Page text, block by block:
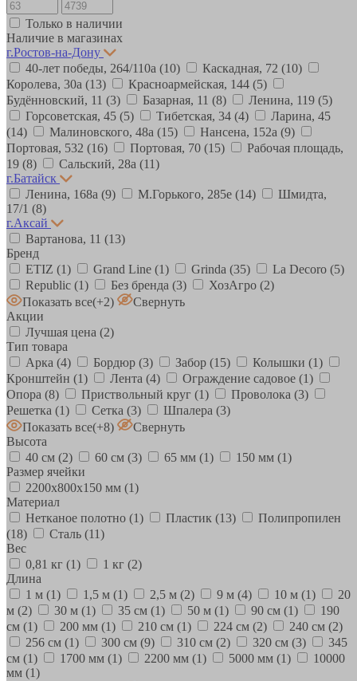
Только в наличии
Наличие в магазинах
г.Ростов-на-Дону
40-лет победы, 264/110а (10) Каскадная, 72 (10)
Королева, 30а (13) Красноармейская, 144 (5)
Будённовский, 11 (3) Базарная, 11 (8) Ленина, 119 (5)
Горсоветская, 45 (5) Тибетская, 34 (4)
Ларина, 45
(14)
Малиновского, 48а (15) Нансена, 152а (9)
Портовая, 532 (16) Портовая, 70 (15)
Рабочая площадь,
19 (8) Сальский, 28a (11)
г.Батайск
Ленина, 168а (9) М.Горького, 285е (14)
Шмидта,
17/1 (8)
г.Аксай
Вартанова, 11 (13)
Бренд
ETIZ (1) Grand Line (1) Grinda (35) La Decoro (5)
Republic (1) Без бренда (3) ХозАгро (2)
Показать все(+2)
Свернуть
Акции
Лучшая цена (2)
Тип товара
Арка (4) Бордюр (3) Забор (15) Колышки (1)
Кронштейн (1) Лента (4) Ограждение садовое (1)
Опора (8) Приствольный круг (1) Проволока (3)
Решетка (1) Сетка (3) Шпалера (3)
Показать все(+8)
Свернуть
Высота
40 см (2) 60 см (3) 65 мм (1) 150 мм (1)
Размер ячейки
2200х800х150 мм (1)
Материал
Нетканое полотно (1) Пластик (13)
Полипропилен
(18)
Сталь (11)
Вес
0,81 кг (1) 1 кг (2)
Длина
1 м (1) 1,5 м (1) 2,5 м (2) 9 м (4) 10 м (1)
20
м (2) 30 м (1) 35 см (1) 50 м (1) 90 см (1)
190
см (1) 200 мм (1) 210 см (1) 224 см (2) 240 см (2)
256 см (1) 300 см (9) 310 см (2) 320 см (3)
345
см (1) 1700 мм (1) 2200 мм (1) 5000 мм (1)
10000
мм (1)